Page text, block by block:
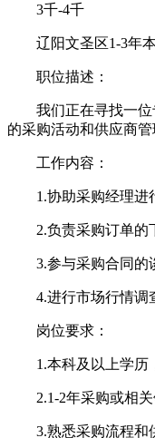
3千-4千
辽阳文圣区1-3年本
职位描述：
我们正在寻找一位
的采购活动和供应商管
工作内容：
1.协助采购经理进行
2.负责采购订单的
3.参与采购合同的
4.进行市场行情调查
岗位要求：
1.本科及以上学历，
2.1-2年采购或相关
3.熟悉采购流程和